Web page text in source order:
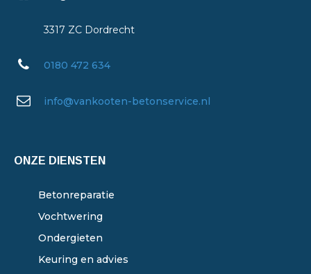
3317 ZC Dordrecht
0180 472 634
info@vankooten-betonservice.nl
ONZE DIENSTEN
Betonreparatie
Vochtwering
Ondergieten
Keuring en advies